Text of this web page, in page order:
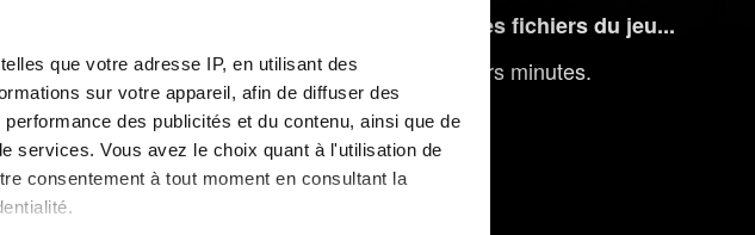
que votre adresse IP, en utilisant des
sur votre appareil, afin de diffuser des
des publicités et du contenu, ainsi que de
services. Vous avez le choix quant à l'utilisation de
consentement à tout moment en consultant la
Vérifier l'intégrité des fichiers du jeu...
du jeu. Cette opération peut prendre plusieurs minutes.
:
trouvez le jeu et cliquez sur les trois points.